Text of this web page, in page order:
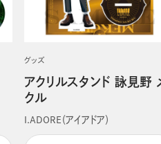
グッズ
アクリルスタンド 詠見野
クル
I.ADORE（アイアドア）